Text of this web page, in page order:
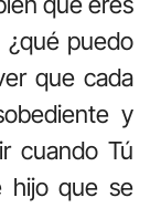
puedo
que cada
y
cuando Tú
hijo que se